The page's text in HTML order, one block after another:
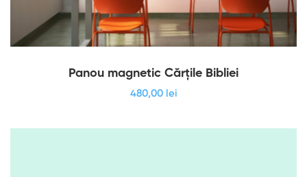
Panou magnetic Cărțile Bibliei
480,00 lei